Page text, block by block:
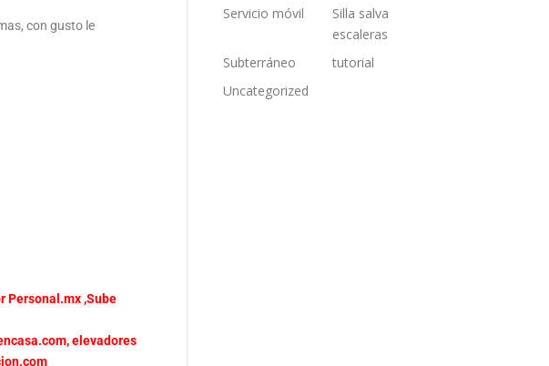
con gusto le
Personal.mx ,Sube
elevadores
Servicio móvil
Silla salva
escaleras
Subterráneo
tutorial
Uncategorized